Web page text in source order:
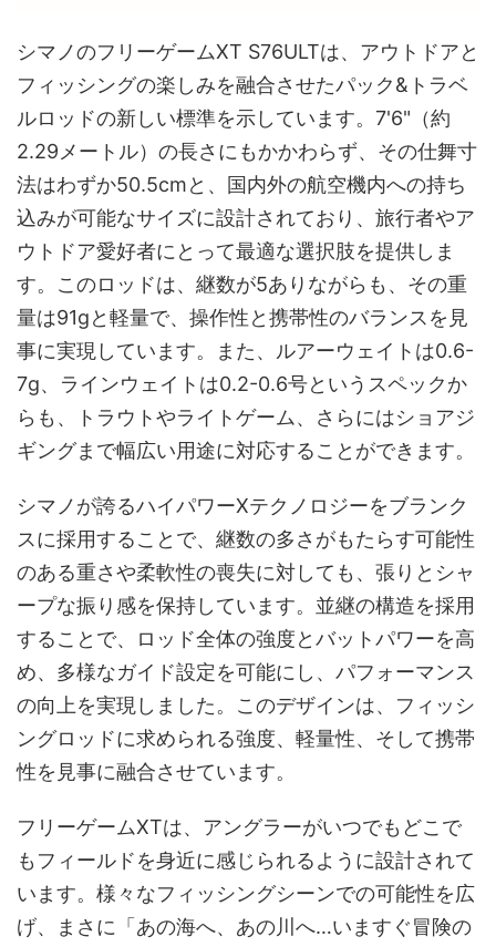
シマノのフリーゲームXT S76ULTは、アウトドアと
フィッシングの楽しみを融合させたパック&トラベ
ルロッドの新しい標準を示しています。7'6"（約
2.29メートル）の長さにもかかわらず、その仕舞寸
法はわずか50.5cmと、国内外の航空機内への持ち
込みが可能なサイズに設計されており、旅行者やア
ウトドア愛好者にとって最適な選択肢を提供しま
す。このロッドは、継数が5ありながらも、その重
量は91gと軽量で、操作性と携帯性のバランスを見
事に実現しています。また、ルアーウェイトは0.6-
7g、ラインウェイトは0.2-0.6号というスペックか
らも、トラウトやライトゲーム、さらにはショアジ
ギングまで幅広い用途に対応することができます。
シマノが誇るハイパワーXテクノロジーをブランク
スに採用することで、継数の多さがもたらす可能性
のある重さや柔軟性の喪失に対しても、張りとシャ
ープな振り感を保持しています。並継の構造を採用
することで、ロッド全体の強度とバットパワーを高
め、多様なガイド設定を可能にし、パフォーマンス
の向上を実現しました。このデザインは、フィッシ
ングロッドに求められる強度、軽量性、そして携帯
性を見事に融合させています。
フリーゲームXTは、アングラーがいつでもどこで
もフィールドを身近に感じられるように設計されて
います。様々なフィッシングシーンでの可能性を広
げ、まさに「あの海へ、あの川へ…いますぐ冒険の